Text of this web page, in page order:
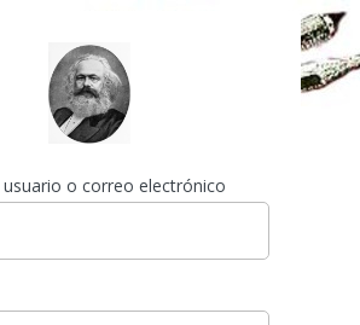
http://espai-marx.net/
o correo electrónico